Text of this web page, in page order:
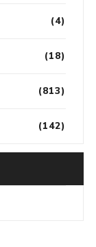
(4)
(18)
(813)
(142)